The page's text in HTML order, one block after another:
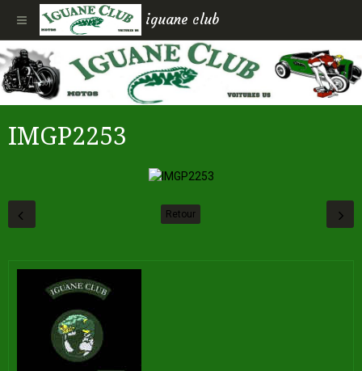
iguane club
IMGP2253
Retour